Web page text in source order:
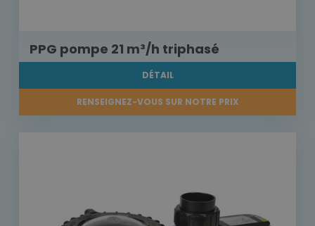
PPG pompe 21 m³/h triphasé
DÉTAIL
RENSEIGNEZ-VOUS SUR NOTRE PRIX